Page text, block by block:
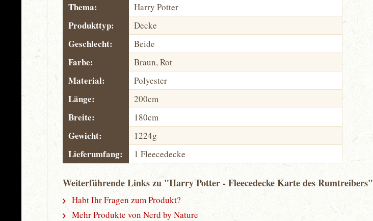
Thema: Harry Potter
Produkttyp: Decke
Geschlecht: Beide
Farbe: Braun, Rot
Material: Polyester
Länge: 200cm
Breite: 180cm
Gewicht: 1224g
Lieferumfang: 1 Fleecedecke
Weiterführende Links zu "Harry Potter - Fleecedecke Karte des Rumtreibers"
Habt Ihr Fragen zum Produkt?
Mehr Produkte von Nerd by Nature